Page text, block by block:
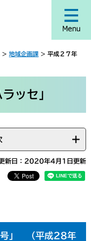
> 地域企画課 > 平成２７年
ッセ」
新日：2020年4月1日更新
号」 （平成28年